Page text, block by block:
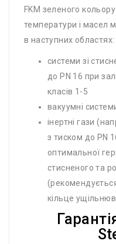
FKM зеленого
температури і масел
в наступних областях:
системи зі
до PN 16 при
класів 1-5
вакуумні
інертні гази
з тиском до PN
оптимальної
стисненого та
кільце